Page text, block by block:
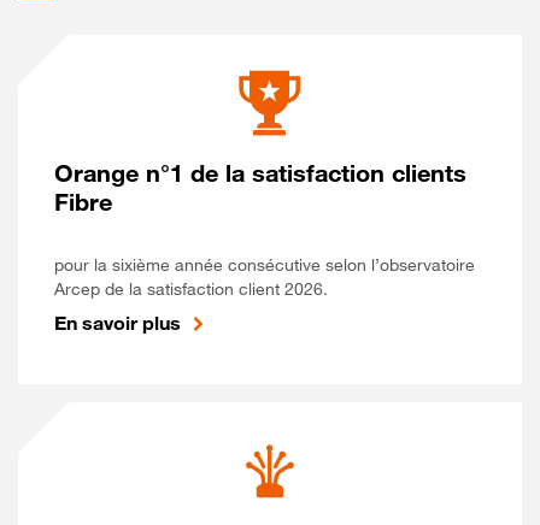
Orange n°1 de la satisfaction clients
Fibre
pour la sixième année consécutive selon l’observatoire
Arcep de la satisfaction client 2026.
En savoir plus